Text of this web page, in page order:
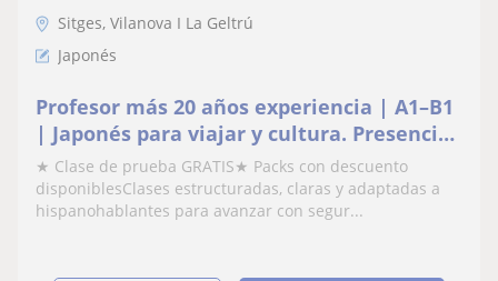
Sitges, Vilanova I La Geltrú
Japonés
Profesor más 20 años experiencia | A1–B1
| Japonés para viajar y cultura. Presencial
y Online
★ Clase de prueba GRATIS★ Packs con descuento
disponiblesClases estructuradas, claras y adaptadas a
hispanohablantes para avanzar con segur...